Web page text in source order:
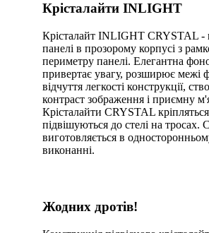
Крісталайти INLIGHT
Крісталайт INLIGHT CRYSTAL -
панелі в прозорому корпусі з
периметру панелі. Елегантна
привертає увагу, розширює межі
відчуття легкості конструкції,
контраст зображення і приємну
Крісталайти CRYSTAL
підвішуються до стелі на тросах.
виготовляється в
виконанні.
Жодних дротів!